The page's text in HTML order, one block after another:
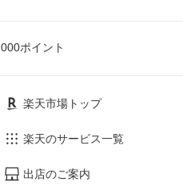
ポイント
楽天市場トップ
楽天のサービス一覧
出店のご案内